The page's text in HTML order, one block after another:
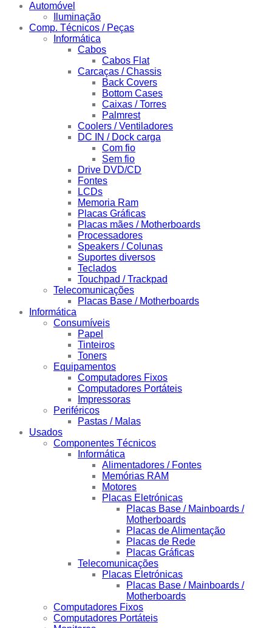
Automóvel
Iluminação
Comp. Técnicos / Peças
Informática
Cabos
Cabos Flat
Carcaças / Chassis
Back Covers
Bottom Cases
Caixas / Torres
Palmrest
Coolers / Ventiladores
DC IN / Dock carga
Com fio
Sem fio
Drive DVD/CD
Fontes
LCDs
Memoria Ram
Placas Gráficas
Placas mães / Motherboards
Processadores
Speakers / Colunas
Suportes diversos
Teclados
Touchpad / Trackpad
Telecomunicações
Placas Base / Motherboards
Informática
Consumíveis
Papel
Tinteiros
Toners
Equipamentos
Computadores Fixos
Computadores Portáteis
Impressoras
Periféricos
Pastas / Malas
Usados
Componentes Técnicos
Informática
Alimentadores / Fontes
Memórias RAM
Motores
Placas Eletrónicas
Placas Base / Mainboards /
Motherboards
Placas de Alimentação
Placas de Rede
Placas Gráficas
Telecomunicações
Placas Eletrónicas
Placas Base / Mainboards /
Motherboards
Computadores Fixos
Computadores Portáteis